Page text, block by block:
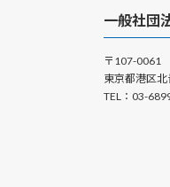
一般社団
〒107-0061
東京都港区
TEL：03-